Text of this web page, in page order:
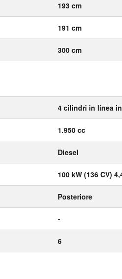
193 cm
191 cm
300 cm
4 cilindri in linea
1.950 cc
Diesel
100 kW (136 CV)
Posteriore
-
6